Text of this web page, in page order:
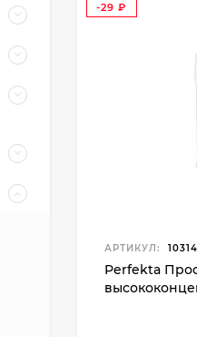
-29
АРТИКУЛ:
Perfekta